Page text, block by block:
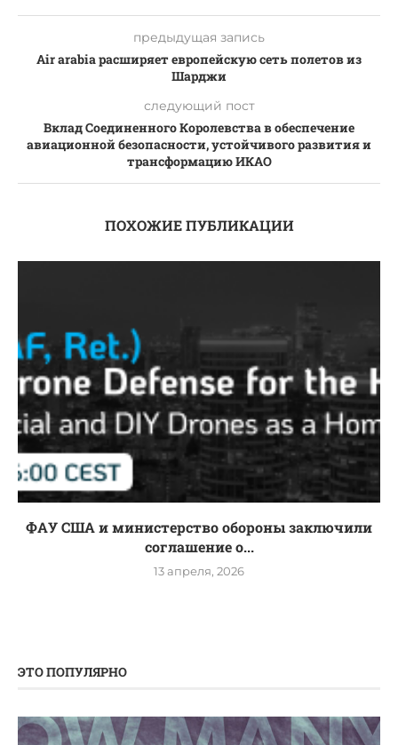
предыдущая запись
Air arabia расширяет европейскую сеть полетов из
Шарджи
следующий пост
Вклад Соединенного Королевства в обеспечение
авиационной безопасности, устойчивого развития и
трансформацию ИКАО
ПОХОЖИЕ ПУБЛИКАЦИИ
ФАУ США и министерство обороны заключили
соглашение о...
13 апреля, 2026
ЭТО ПОПУЛЯРНО